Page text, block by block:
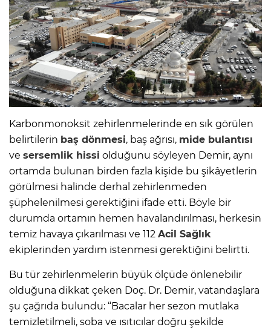
Karbonmonoksit zehirlenmelerinde en sık görülen
belirtilerin baş dönmesi, baş ağrısı, mide bulantısı
ve sersemlik hissi olduğunu söyleyen Demir, aynı
ortamda bulunan birden fazla kişide bu şikâyetlerin
görülmesi halinde derhal zehirlenmeden
şüphelenilmesi gerektiğini ifade etti. Böyle bir
durumda ortamın hemen havalandırılması, herkesin
temiz havaya çıkarılması ve 112 Acil Sağlık
ekiplerinden yardım istenmesi gerektiğini belirtti.
Bu tür zehirlenmelerin büyük ölçüde önlenebilir
olduğuna dikkat çeken Doç. Dr. Demir, vatandaşlara
şu çağrıda bulundu: “Bacalar her sezon mutlaka
temizletilmeli, soba ve ısıtıcılar doğru şekilde